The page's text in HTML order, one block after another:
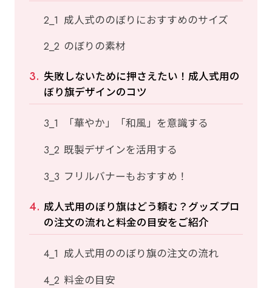
成人式ののぼりにおすすめのサイズ
のぼりの素材
失敗しないために押さえたい！成人式用の
ぼり旗デザインのコツ
「華やか」「和風」を意識する
既製デザインを活用する
フリルバナーもおすすめ！
成人式用のぼり旗はどう頼む？グッズプロ
の注文の流れと料金の目安をご紹介
成人式用ののぼり旗の注文の流れ
料金の目安